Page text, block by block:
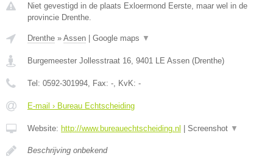
Niet gevestigd in de plaats Exloermond Eerste, maar wel in de
provincie Drenthe.
Drenthe » Assen Google maps ▼
Burgemeester Jollesstraat 16 9401 LE Assen (Drenthe)
Tel: 0592-301994 , Fax: - , KvK: -
E-mail › Bureau Echtscheiding
Website: http://www.bureauechtscheiding.nl Screenshot ▼
Beschrijving onbekend